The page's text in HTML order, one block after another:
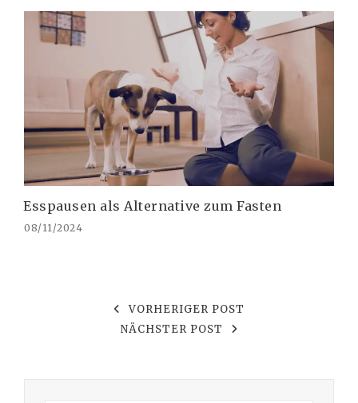
Esspausen als Alternative zum Fasten
08/11/2024
VORHERIGER POST
NÄCHSTER POST